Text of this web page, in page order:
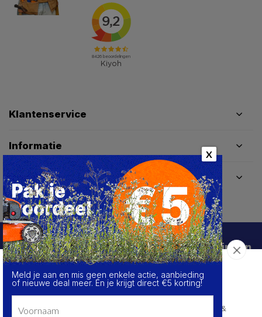
Klantenservice
Informatie
Contactgegevens
Schrijf je in voor de beste deals en kortingen
Abonneer
Over de cookies op deze website
We maken gebruik van cookies om gegevens m.b.t. de
prestaties en het gebruik van deze website te verzamelen &
X
Meld je aan en mis geen enkele actie, aanbieding
of nieuwe deal meer. Én je krijgt direct €5 korting!